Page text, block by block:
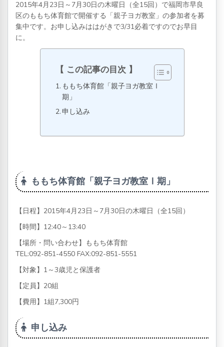
2015年4月23日～7月30日の木曜日（全15回）で福岡市早良
区のももち体育館で開催する「親子ヨガ教室」の参加者を募
集中です。お申し込みははがきで3/31必着ですのでお早目
に。
この記事の目次
ももち体育館「親子ヨガ教室Ⅰ
期」
申し込み
ももち体育館「親子ヨガ教室Ⅰ期」
【日程】2015年4月23日～7月30日の木曜日（全15回）
【時間】12:40～13:40
【場所・問い合わせ】ももち体育館
TEL:092-851-4550 FAX:092-851-5551
【対象】1～3歳児と保護者
【定員】20組
【費用】1組7,300円
申し込み